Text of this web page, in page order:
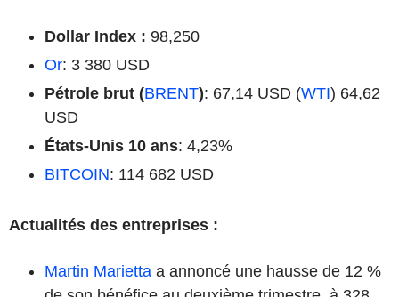
Dollar Index : 98,250
Or: 3 380 USD
Pétrole brut (BRENT): 67,14 USD (WTI) 64,62
USD
États-Unis 10 ans: 4,23%
BITCOIN: 114 682 USD
Actualités des entreprises :
Martin Marietta a annoncé une hausse de 12 %